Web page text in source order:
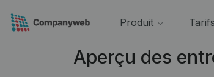
Produit Tarifs
Aperçu des